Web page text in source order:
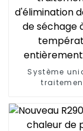
Système
température
fermé